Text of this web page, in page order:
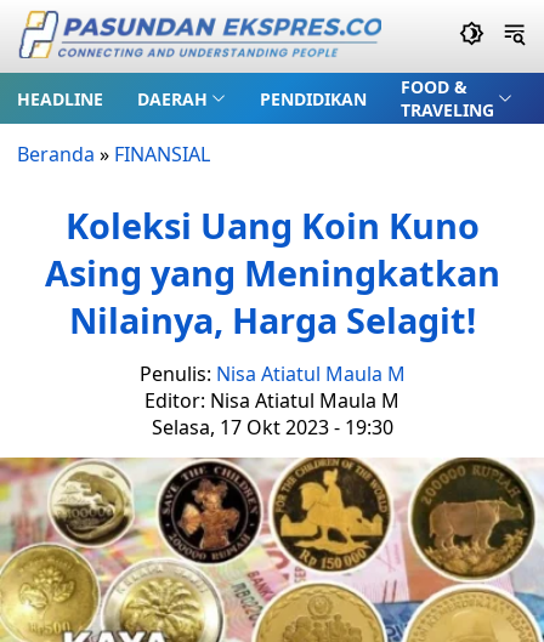
HEADLINE DAERAH PENDIDIKAN
FOOD &
TRAVELING
Beranda » FINANSIAL
Koleksi Uang Koin Kuno
Asing yang Meningkatkan
Nilainya, Harga Selagit!
Penulis: Nisa Atiatul Maula M
Editor: Nisa Atiatul Maula M
Selasa, 17 Okt 2023 - 19:30